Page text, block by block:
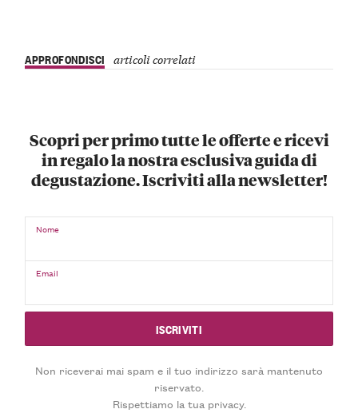
APPROFONDISCI articoli correlati
Scopri per primo tutte le offerte e ricevi
in regalo la nostra esclusiva guida di
degustazione. Iscriviti alla newsletter!
Nome
Email
Non riceverai mai spam e il tuo indirizzo sarà mantenuto
riservato.
Rispettiamo la tua privacy.